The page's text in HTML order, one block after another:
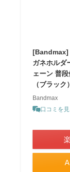
[Bandmax]
ガネホルダ
ェーン 普
（ブラック）
Bandmax
口コミを